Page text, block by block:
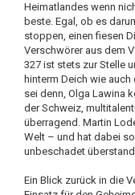
Heimatlandes wenn
beste. Egal, ob es
stoppen, einen fiesen
Verschwörer aus dem
327 ist stets zur Stelle
hinterm Deich wie
sei denn, Olga Lawina
der Schweiz,
überragend. Martin
Welt – und hat dabei
unbeschadet
Ein Blick zurück in die